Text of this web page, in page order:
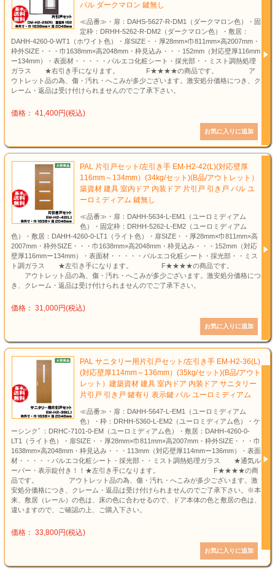
パル ダークマロン 鍵無し
≪品番≫・扉：DAHS-5627-R-DM1（ダークマロン色）・固
定枠：DRHH-5262-R-DM2（ダークマロン色）・敷居：
DAHH-4260-0-WT1（ホワイト色）・扉SIZE・・厚28mm×巾811mm×高2007mm・
枠外SIZE・・・巾1638mm×高2048mm・枠見込み・・・152mm（対応壁厚116mm
ー134mm）・表面材・・・・・パルエコ化粧シート・採光部・・ミスト調熱処理
ガラス ★右引き手になります。 F★★★★の商品です。 ア
ウトレット品の為、傷・汚れ・へこみが多少ございます。激安処分価格につき、ク
レーム・返品は受け付けられませんのでご了承下さい。
価格： 41,400円(税込)
PAL 片引戸セット/左引き手 EM-H2-42(L)(対応壁厚
116mm～134mm）(34kg/セット)(B品/アウトレット）
築資材 建具 室内ドア 内装ドア 片引戸 引き戸 パル ユ
ーロミディアム 鍵無し
≪品番≫・扉：DAHH-5634-L-EM1（ユーロミディアム
色）・固定枠：DRHH-5262-L-EM2（ユーロミディアム
色）・敷居：DAHH-4260-0-LT1（ライト色）・扉SIZE・・厚28mm×巾811mm×高
2007mm・枠外SIZE・・・巾1638mm×高2048mm・枠見込み・・・152mm（対応
壁厚116mmー134mm）・表面材・・・・・パルエコ化粧シート・採光部・・ミス
ト調ガラス ★左引き手になります。 F★★★★の商品です。
アウトレット品の為、傷・汚れ・へこみが多少ございます。激安処分価格につ
き、クレーム・返品は受け付けられませんのでご了承下さい。
価格： 31,000円(税込)
PAL サニタリー用片引戸セット/左引き手 EM-H2-36(L)
(対応壁厚114mm～136mm）(35kg/セット)(B品/アウト
レット）建築資材 建具 室内ドア 内装ドア サニタリー
片引戸 引き戸 鍵有り 表示鍵 パル ユーロミディアム
≪品番≫・扉：DAHH-5647-L-EM1（ユーロミディアム
色）・枠：DRHH-5360-L-EM2（ユーロミディアム色）・ケ
ーシンクﾞ：DRHC-7101-0-EM（ユーロミディアム色）・敷居：DAHH-4260-0-
LT1（ライト色）・扉SIZE・・厚28mm×巾811mm×高2007mm・枠外SIZE・・・巾
1638mm×高2048mm・枠見込み・・・113mm（対応壁厚114mmー136mm）・表面
材・・・・・パルエコ化粧シート・採光部・・ミスト調熱処理ガラス ★通気ル
ーバー・表示錠付き！！★左引き手になります。 F★★★★の商
品です。 アウトレット品の為、傷・汚れ・へこみが多少ございます。激
安処分価格につき、クレーム・返品は受け付けられませんのでご了承下さい。※本
来、敷居（レール）の色は、床の色に合わせるので、ドア本体の色と敷居の色は、
違いますので、ご確認の上、ご購入下さい。
価格： 33,800円(税込)